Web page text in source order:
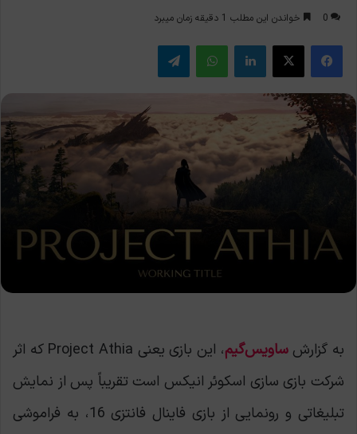
0
خواندن این مطلب 1 دقیقه زمان میبرد
فیس بوک X لینکدین واتس آپ تلگرام
به گزارش ساویس‌گیم
، این بازی یعنی Project Athia که اثر
شرکت بازی سازی اسکوئر انیکس است تقریباً پس از نمایش
تبلیغاتی و رونمایی از بازی فاینال فانتزی 16، به فراموشی